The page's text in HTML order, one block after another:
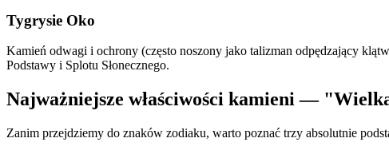
Tygrysie Oko
Kamień odwagi i ochrony (często noszony jako talizman odpędzający
Podstawy i Splotu Słonecznego.
Najważniejsze właściwości kamieni —
Zanim przejdziemy do znaków zodiaku, warto poznać trzy absolutnie